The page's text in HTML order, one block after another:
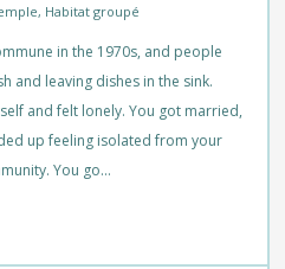
, Habitat groupé
in the 1970s, and people
and leaving dishes in the sink.
and felt lonely. You got married,
up feeling isolated from your
You go…